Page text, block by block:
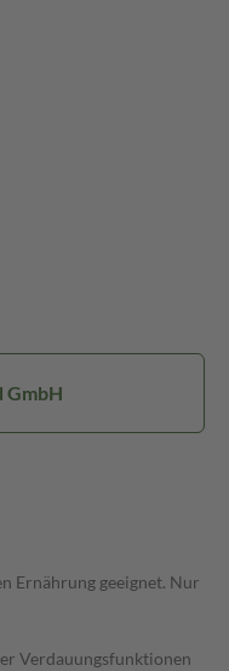
GmbH
Ernährung geeignet. Nur
Verdauungsfunktionen